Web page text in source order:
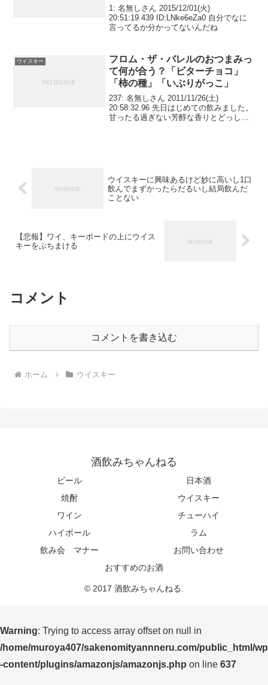
1: 名無しさん 2015/12/01(火)
20:51:19.439 ID:LNke6eZa0 自分でなに
言ってるか分かってないんだね
ウイスキー
フロム・ザ・バレルのおつまみっ
て何が合う？「ビターチョコ」
「柿の種」「いぶりがっこ」
237: 名無しさん 2011/11/26(土)
20:58:32.96 先日はじめての飲みました。
甘ったる過ぎない芳醇な香りとどっしり
ウイスキーに興味あるけど妙に高いし1口
飲んでまずかったらだるいし結局飲んだ
ことない
【悲報】ワイ、キーボードの上にウイス
キーをぶちまける
コメント
コメントを書き込む
ホーム ウイスキー
酒飲みちゃんねる
ビール
日本酒
焼酎
ウイスキー
ワイン
チューハイ
ハイボール
ラム
飲み会 マナー
お問い合わせ
おすすめのお酒
© 2017 酒飲みちゃんねる.
Warning: Trying to access array offset on null in
/home/muroya407/sakenomityannneru.com/public_html/wp
-content/plugins/amazonjs/amazonjs.php on line 637